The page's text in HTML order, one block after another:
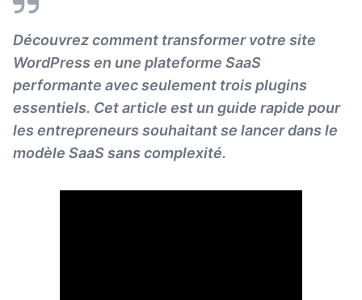
Découvrez comment transformer votre site
WordPress en une plateforme SaaS
performante avec seulement trois plugins
essentiels. Cet article est un guide rapide pour
les entrepreneurs souhaitant se lancer dans le
modèle SaaS sans complexité.